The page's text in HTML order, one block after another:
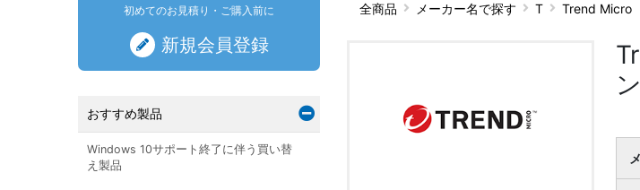
全商品 メーカー名で探す T Trend Micro
初めてのお見積り・ご購入前に
新規会員登録
おすすめ製品
Windows 10サポート終了に伴う買い替
え製品